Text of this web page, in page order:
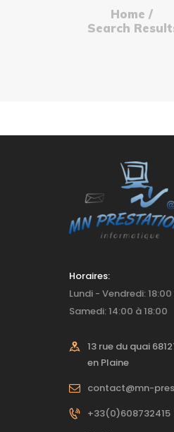
Home
Search
POLITIQUE DE
Horaires:
Lundi - Vendredi: 18:00
Samedi: 14:00 à 18:00
13 rue du quai
en Plaine
contact@mn-
+33(0)608732415